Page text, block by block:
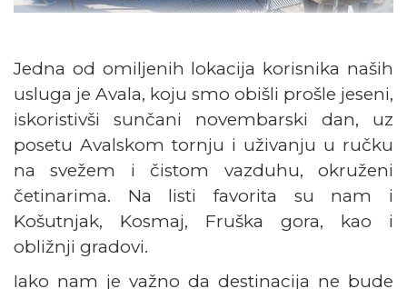
Jedna od omiljenih lokacija korisnika naših
usluga je Avala, koju smo obišli prošle jeseni,
iskoristivši sunčani novembarski dan, uz
posetu Avalskom tornju i uživanju u ručku
na svežem i čistom vazduhu, okruženi
četinarima. Na listi favorita su nam i
Košutnjak, Kosmaj, Fruška gora, kao i
obližnji gradovi.
Iako nam je važno da destinacija ne bude